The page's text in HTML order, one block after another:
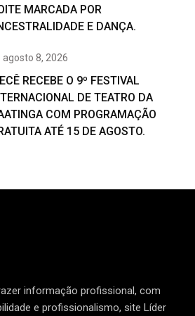
MARCADA POR
E DANÇA.
agosto 8, 2026
RECEBE O 9º FESTIVAL
DE TEATRO DA
COM PROGRAMAÇÃO
ATÉ 15 DE AGOSTO.
informação profissional, com
e profissionalismo, site Líder